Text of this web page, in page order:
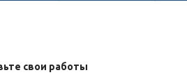
свои работы